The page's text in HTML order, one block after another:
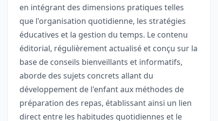
en intégrant des dimensions pratiques telles
que l'organisation quotidienne, les stratégies
éducatives et la gestion du temps. Le contenu
éditorial, régulièrement actualisé et conçu sur la
base de conseils bienveillants et informatifs,
aborde des sujets concrets allant du
développement de l'enfant aux méthodes de
préparation des repas, établissant ainsi un lien
direct entre les habitudes quotidiennes et le